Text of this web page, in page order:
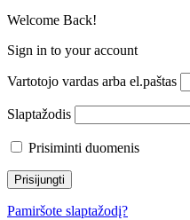
Welcome Back!
Sign in to your account
Vartotojo vardas arba el.paštas
Slaptažodis
Prisiminti duomenis
Pamiršote slaptažodį?